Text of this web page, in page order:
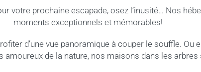
votre prochaine escapade, osez l’inusité… Nos
moments exceptionnels et mémorables!
d’une vue panoramique à couper le souffle.
de la nature, nos maisons dans les